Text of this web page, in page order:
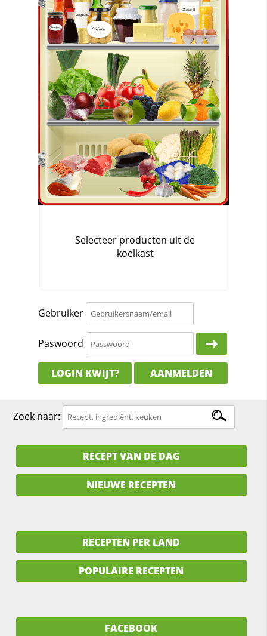
Gebruiker
Paswoord
LOGIN KWIJT? AANMELDEN
Zoek naar:
RECEPT VAN DE DAG
NIEUWE RECEPTEN
RECEPTEN PER LAND
POPULAIRE RECEPTEN
FACEBOOK